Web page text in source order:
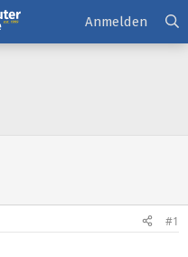
Anmelden
#1